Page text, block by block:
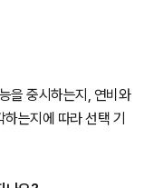
을 중시하는지, 연비와
는지에 따라 선택 기